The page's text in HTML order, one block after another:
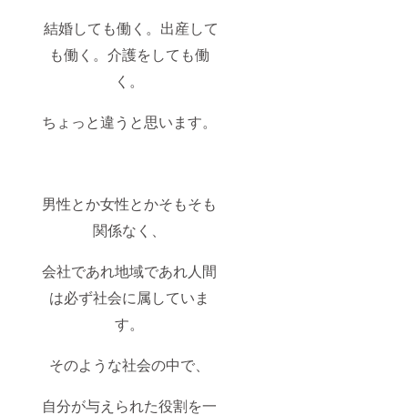
結婚しても働く。出産して
も働く。介護をしても働
く。
ちょっと違うと思います。
男性とか女性とかそもそも
関係なく、
会社であれ地域であれ人間
は必ず社会に属していま
す。
そのような社会の中で、
自分が与えられた役割を一